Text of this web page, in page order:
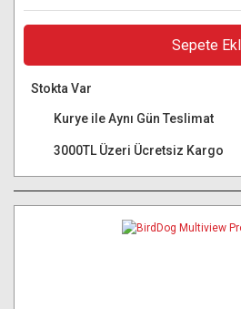
Sepete
Stokta Var
Kurye ile Aynı Gün Teslimat
3000TL Üzeri Ücretsiz Kargo